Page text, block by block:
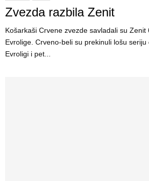
Zvezda razbila Zenit
Košarkaši Crvene zvezde savladali su
Evrolige. Crveno-beli su prekinuli lošu
Evroligi i pet...